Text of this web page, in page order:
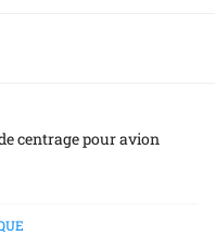
centrage pour avion